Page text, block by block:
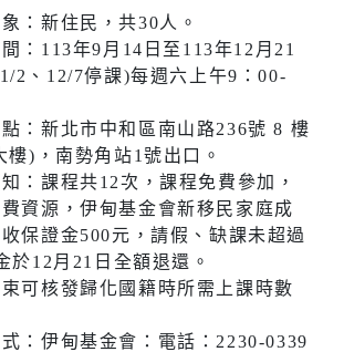
：新住民，共30人。
：113年9月14日至113年12月21
2、12/7停課)每週六上午9：00-
：新北市中和區南山路236號 8 樓
樓)，南勢角站1號出口。
：課程共12次，課程免費參加，
資源，伊甸基金會新移民家庭成
保證金500元，請假、缺課未超過
於12月21日全額退還。
可核發歸化國籍時所需上課時數
：伊甸基金會：電話：2230-0339